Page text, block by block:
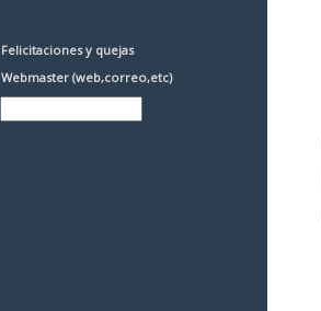
Felicitaciones y quejas
Webmaster (web,correo,etc)